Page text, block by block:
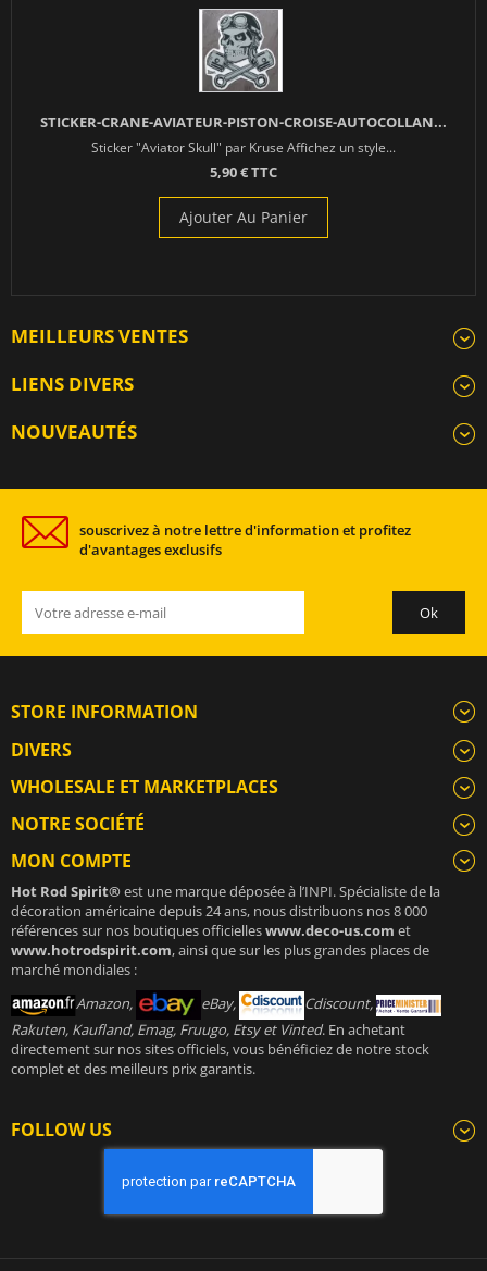
STICKER-CRANE-AVIATEUR-PISTON-CROISE-AUTOCOLLAN...
Sticker "Aviator Skull" par Kruse Affichez un style...
5,90 € TTC
Ajouter Au Panier
MEILLEURS VENTES
LIENS DIVERS
NOUVEAUTÉS
souscrivez à notre lettre d'information et profitez
d'avantages exclusifs
STORE INFORMATION
DIVERS
WHOLESALE ET MARKETPLACES
NOTRE SOCIÉTÉ
MON COMPTE
Hot Rod Spirit®est une marque déposée à l’INPI. Spécialiste de la
décoration américaine depuis 24 ans, nous distribuons nos 8 000
références sur nos boutiques officielleswww.deco-us.com et
www.hotrodspirit.com, ainsi que sur les plus grandes places de
marché mondiales :
Amazon,
eBay,
Cdiscount,
Rakuten, Kaufland, Emag, Fruugo, Etsy et Vinted. En achetant
directement sur nos sites officiels, vous bénéficiez de notre stock
complet et des meilleurs prix garantis.
FOLLOW US